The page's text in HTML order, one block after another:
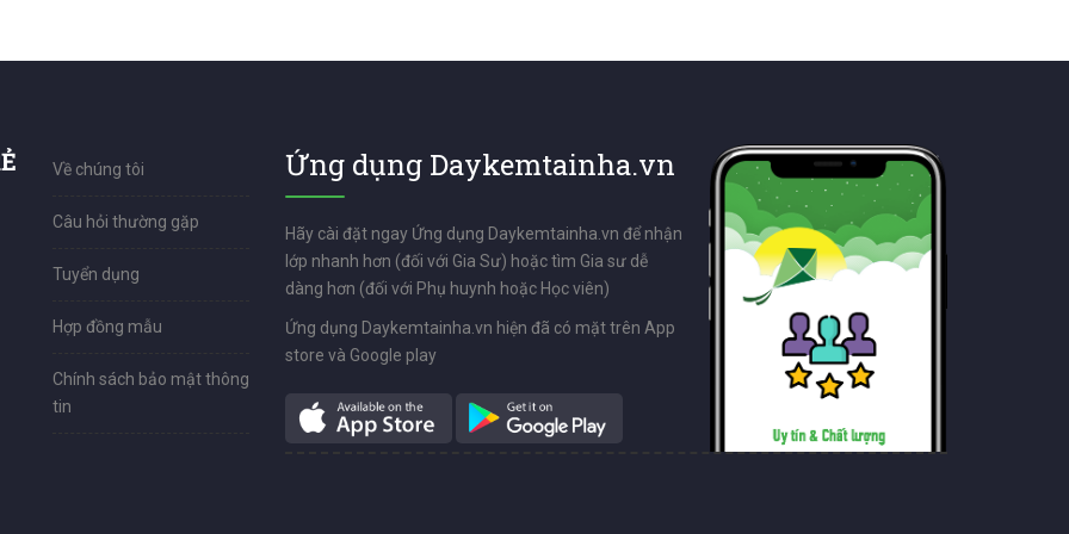
Về chúng tôi
Câu hỏi thường gặp
Tuyển dụng
Hợp đồng mẫu
Chính sách bảo mật thông
tin
Ứng dụng Daykemtainha.vn
Hãy cài đặt ngay Ứng dụng Daykemtainha.vn để nhận
lớp nhanh hơn (đối với Gia Sư) hoặc tìm Gia sư dễ
dàng hơn (đối với Phụ huynh hoặc Học viên)
Ứng dụng Daykemtainha.vn hiện đã có mặt trên App
store và Google play